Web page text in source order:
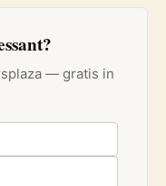
— gratis in